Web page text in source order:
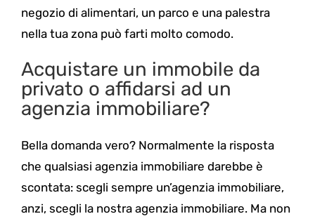
negozio di alimentari, un parco e una palestra
nella tua zona può farti molto comodo.
Acquistare un immobile da
privato o affidarsi ad un
agenzia immobiliare?
Bella domanda vero? Normalmente la risposta
che qualsiasi agenzia immobiliare darebbe è
scontata: scegli sempre un’agenzia immobiliare,
anzi, scegli la nostra agenzia immobiliare. Ma non